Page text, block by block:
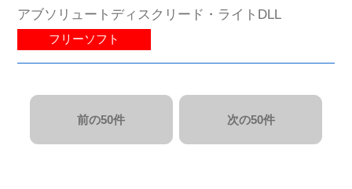
アブソリュートディスクリード・ライトDLL
フリーソフト
前の50件 次の50件